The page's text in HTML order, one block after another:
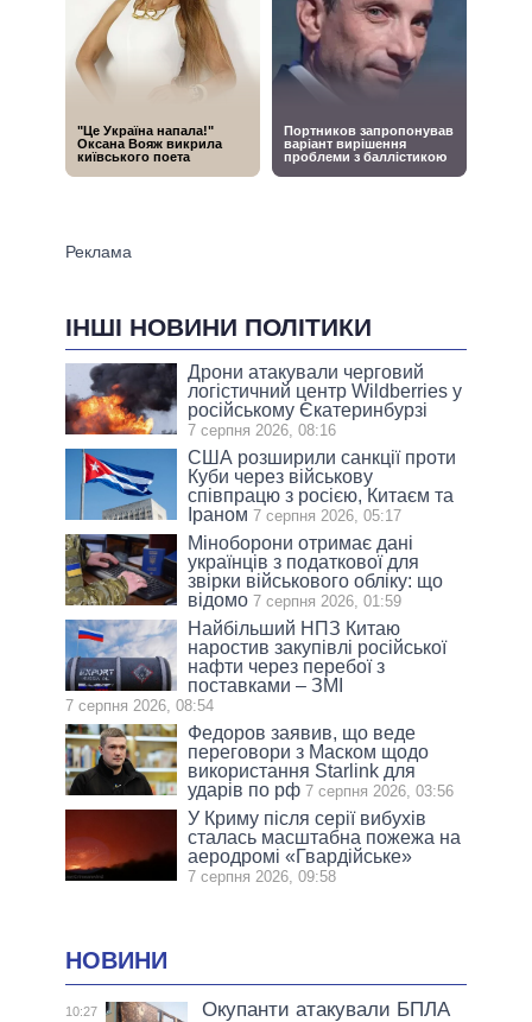
ІНШІ НОВИНИ ПОЛІТИКИ
Дрони атакували черговий
логістичний центр Wildberries у
російському Єкатеринбурзі
7 серпня 2026, 08:16
США розширили санкції проти
Куби через військову
співпрацю з росією, Китаєм та
Іраном 7 серпня 2026, 05:17
Міноборони отримає дані
українців з податкової для
звірки військового обліку: що
відомо 7 серпня 2026, 01:59
Найбільший НПЗ Китаю
наростив закупівлі російської
нафти через перебої з
поставками – ЗМІ
7 серпня 2026, 08:54
Федоров заявив, що веде
переговори з Маском щодо
використання Starlink для
ударів по рф 7 серпня 2026, 03:56
У Криму після серії вибухів
сталась масштабна пожежа на
аеродромі «Гвардійське»
7 серпня 2026, 09:58
НОВИНИ
10:27
Окупанти атакували БПЛА